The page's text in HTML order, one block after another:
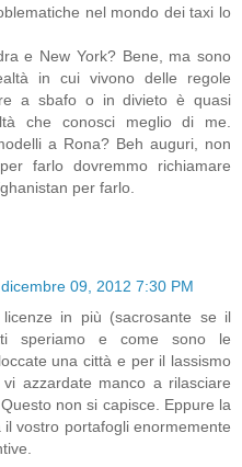
nel mondo dei taxi lo
e New York? Bene, ma sono
in cui vivono delle regole
a sbafo o in divieto è quasi
che conosci meglio di me.
a Rona? Beh auguri, non
farlo dovremmo richiamare
per farlo.
dicembre 09, 2012 7:30 PM
in più (sacrosante se il
speriamo e come sono le
una città e per il lassismo
azzardate manco a rilasciare
non si capisce. Eppure la
vostro portafogli enormemente